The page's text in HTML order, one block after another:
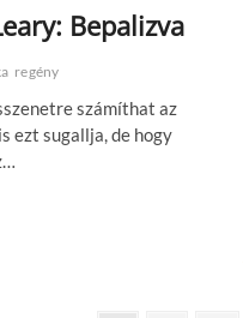
Bepalizva
regény
számíthat az
ezt sugallja, de hogy